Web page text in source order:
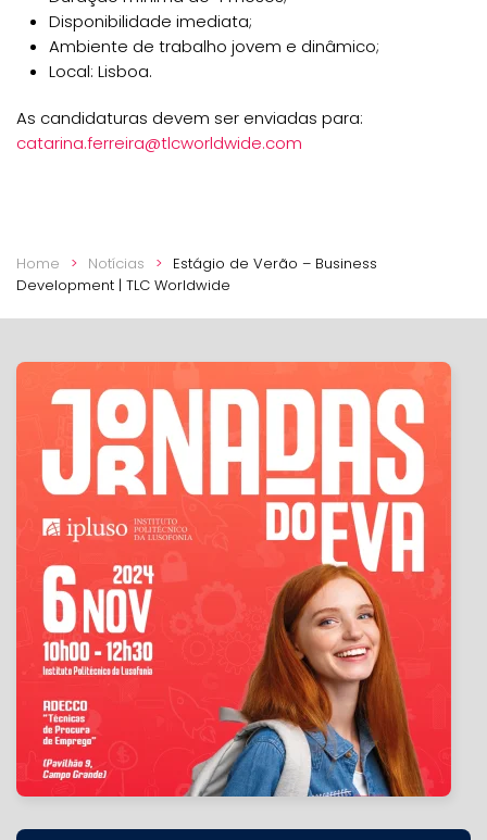
Disponibilidade imediata;
Ambiente de trabalho jovem e dinâmico;
Local: Lisboa.
As candidaturas devem ser enviadas para:
catarina.ferreira@tlcworldwide.com
Home Notícias
Estágio de Verão – Business
Development | TLC Worldwide